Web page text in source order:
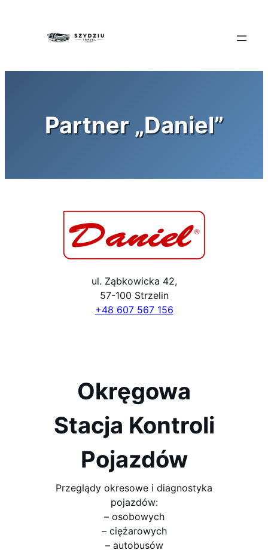
Partner „Daniel”
ul. Ząbkowicka 42,
57-100 Strzelin
+48 607 567 156
Okręgowa
Stacja Kontroli
Pojazdów
Przeglądy okresowe i diagnostyka
pojazdów:
– osobowych
– ciężarowych
– autobusów